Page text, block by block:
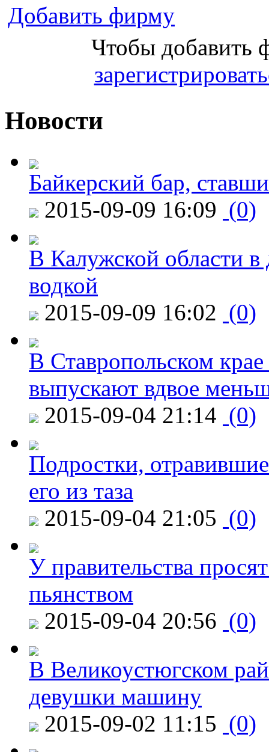
Добавить фирму
Чтобы добавить
Новости
Байкерский бар,
2015-09-09 16:09 (0)
В Калужской области в
водкой
2015-09-09 16:02 (0)
В Ставропольском
выпускают вдвое
2015-09-04 21:14 (0)
Подростки,
его из таза
2015-09-04 21:05 (0)
У правительства
пьянством
2015-09-04 20:56 (0)
В Великоустюгском
девушки машину
2015-09-02 11:15 (0)